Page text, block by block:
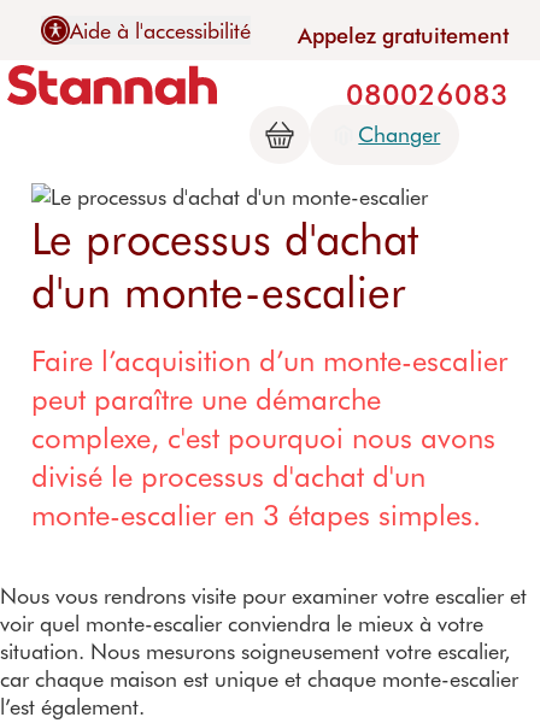
Aide à l'accessibilité Appelez gratuitement
080026083
Monte-
escaliers
Découvrez
les monte-
escaliers
Monte-
escaliers
tournants
Monte-
Monte-
extérieurs
s
Découvrez
plateformes
élévatrices
Prix des
plateformes
es
Services
service
Garantie
Contrats de
service
Prendre des
mesures
Démontages
Guide de
maintenance
d'un monte-
escalier
Maintenance
d'un
domestique
Solutions de
dépannage
Qui
somme
s-nous
Choisir
h
Notre
promes
se
Garanti
satisfact
ion
Avis de
notre
Contac
t
tez-
Changer
Le processus d'achat
d'un monte-escalier
Faire l’acquisition d’un monte-escalier
peut paraître une démarche
complexe, c'est pourquoi nous avons
divisé le processus d'achat d'un
monte-escalier en 3 étapes simples.
Nous vous rendrons visite pour examiner votre escalier et
voir quel monte-escalier conviendra le mieux à votre
situation. Nous mesurons soigneusement votre escalier,
car chaque maison est unique et chaque monte-escalier
l’est également.